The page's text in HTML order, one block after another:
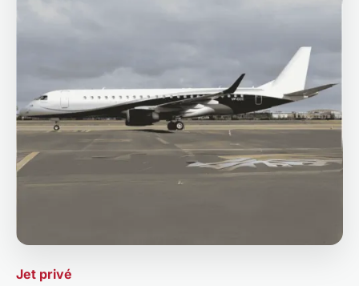
Jet privé